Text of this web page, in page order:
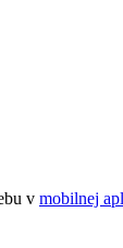
v mobilnej